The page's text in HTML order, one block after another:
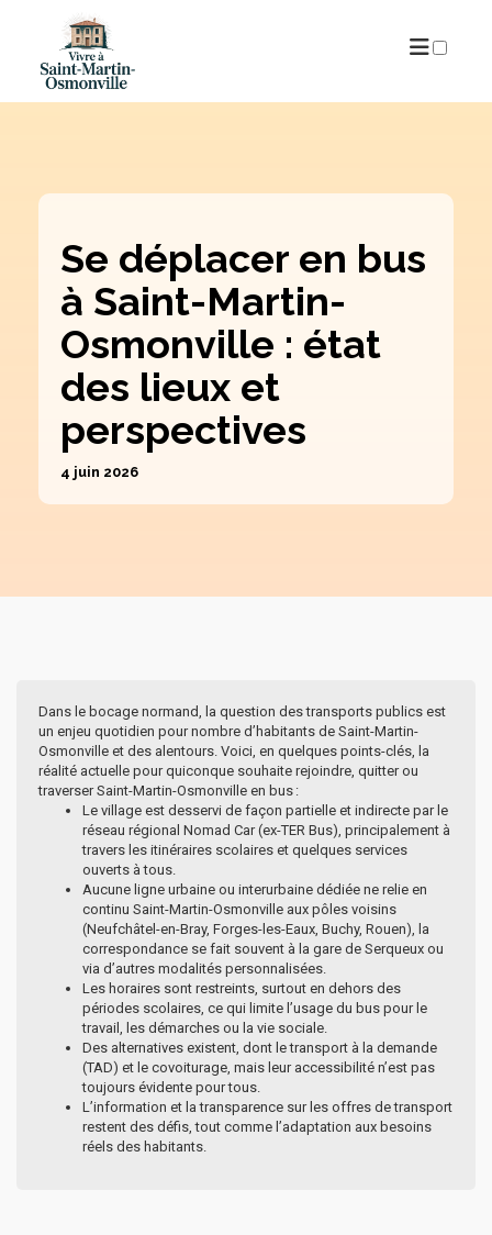
Se déplacer en bus
à Saint-Martin-
Osmonville : état
des lieux et
perspectives
4 juin 2026
Dans le bocage normand, la question des transports publics est
un enjeu quotidien pour nombre d’habitants de Saint-Martin-
Osmonville et des alentours. Voici, en quelques points-clés, la
réalité actuelle pour quiconque souhaite rejoindre, quitter ou
traverser Saint-Martin-Osmonville en bus :
Le village est desservi de façon partielle et indirecte par le
réseau régional Nomad Car (ex-TER Bus), principalement à
travers les itinéraires scolaires et quelques services
ouverts à tous.
Aucune ligne urbaine ou interurbaine dédiée ne relie en
continu Saint-Martin-Osmonville aux pôles voisins
(Neufchâtel-en-Bray, Forges-les-Eaux, Buchy, Rouen), la
correspondance se fait souvent à la gare de Serqueux ou
via d’autres modalités personnalisées.
Les horaires sont restreints, surtout en dehors des
périodes scolaires, ce qui limite l’usage du bus pour le
travail, les démarches ou la vie sociale.
Des alternatives existent, dont le transport à la demande
(TAD) et le covoiturage, mais leur accessibilité n’est pas
toujours évidente pour tous.
L’information et la transparence sur les offres de transport
restent des défis, tout comme l’adaptation aux besoins
réels des habitants.